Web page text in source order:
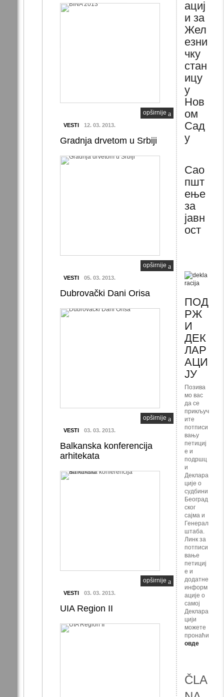
opširnije
VESTI 12. 03. 2013.
Gradnja drvetom u Srbiji
opširnije
VESTI 05. 03. 2013.
Dubrovački Dani Orisa
opširnije
VESTI 03. 03. 2013.
Balkanska konferencija
arhitekata
opširnije
VESTI 03. 03. 2013.
UIA Region II
ациј
и за
Жел
езни
чку
стан
ицу
у
Нов
ом
Сад
у
Сао
пшт
ење
за
јавн
ост
ПОД
РЖ
И
ДЕК
ЛАР
АЦИ
ЈУ
Позива
мо вас
да се
прикључ
ите
потписи
вању
петициј
е и
подршц
и
Деклара
ције о
судбини
Београд
ског
сајма и
Генерал
штаба.
Линк за
потписи
вање
петициј
е и
додатне
информ
ације о
самој
Деклара
цији
можете
пронаћи
овде
ČLA